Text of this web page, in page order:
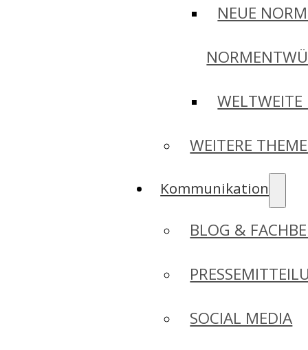
NEUE
WEITERE
Kommunikation
BLOG &
SOCIAL MEDIA